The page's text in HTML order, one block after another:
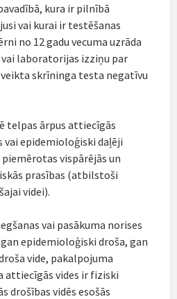
kura ir pilnībā
vai kurai ir testēšanas
no 12 gadu vecuma uzrāda
laboratorijas izziņu par
skrīninga testa negatīvu
telpas ārpus attiecīgās
epidemioloģiski daļēji
vispārējās un
prasības (atbilstoši
videi).
vai pasākuma norises
epidemioloģiski droša, gan
vide, pakalpojuma
attiecīgās vides ir fiziski
drošības vidēs esošās